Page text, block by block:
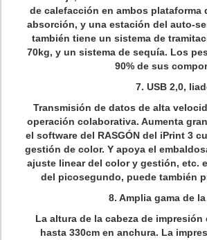
de calefacción en ambos plataforma
absorción, y una estación del auto-
también tiene un sistema de
70kg, y un sistema de sequía. Los
90% de sus
7. USB 2,0,
Transmisión de datos de alta
operación colaborativa. Aumenta
el software del RASGÓN del iPrint 3
gestión de color. Y apoya el
ajuste linear del color y gestión, etc.
del picosegundo, puede también
8. Amplia gama de
La altura de la cabeza de
hasta 330cm en anchura. La